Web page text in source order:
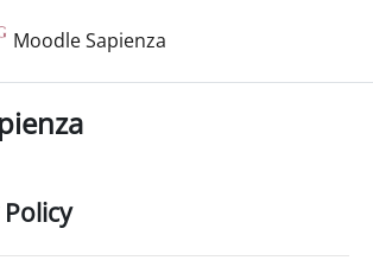
Moodle Sapienza